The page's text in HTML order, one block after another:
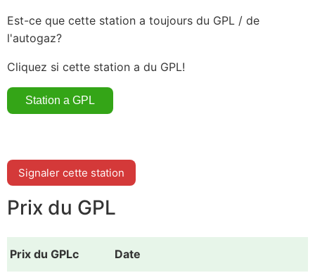
Est-ce que cette station a toujours du GPL / de
l'autogaz?
Cliquez si cette station a du GPL!
Signaler cette station
Prix du GPL
Prix du GPLc Date